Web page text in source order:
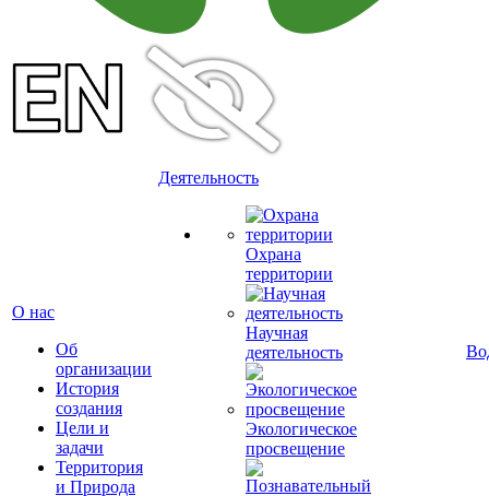
О нас
Об
организации
История
создания
Цели и
задачи
Территория
и Природа
Деятельность
Охрана
территории
Научная
деятельность
Экологическое
просвещение